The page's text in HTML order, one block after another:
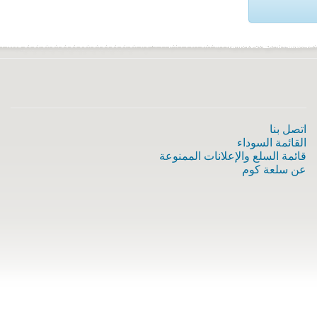
اتصل بنا
القائمة السوداء
قائمة السلع والإعلانات الممنوعة
عن سلعة كوم